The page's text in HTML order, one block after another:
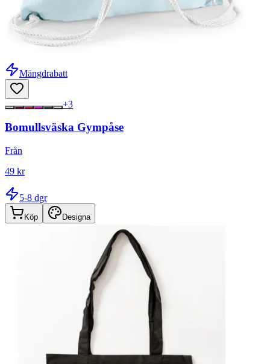
Mängdrabatt
+3
Bomullsväska Gympåse
Från
49 kr
5-8 dgr
Köp Designa